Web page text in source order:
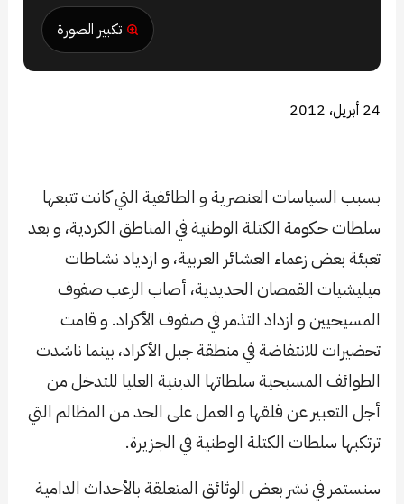
تكبير الصورة
24 أبريل، 2012
بسبب السياسات العنصرية و الطائفية التي كانت تتبعها
سلطات حكومة الكتلة الوطنية في المناطق الكردية، و بعد
تعبئة بعض زعماء العشائر العربية، و ازدياد نشاطات
ميليشيات القمصان الحديدية، أصاب الرعب صفوف
المسيحيين و ازداد التذمر في صفوف الأكراد. و قامت
تحضيرات للانتفاضة في منطقة جبل الأكراد، بينما ناشدت
الطوائف المسيحية سلطاتها الدينية العليا للتدخل من
أجل التعبير عن قلقها و العمل على الحد من المظالم التي
ترتكبها سلطات الكتلة الوطنية في الجزيرة.
سنستمر في نشر بعض الوثائق المتعلقة بالأحداث الدامية